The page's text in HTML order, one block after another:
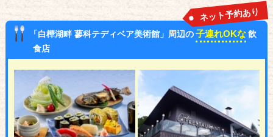
「白樺湖畔 蓼科テディベア美術館」周辺の子連れOKな 飲
食店
ネット予約あり